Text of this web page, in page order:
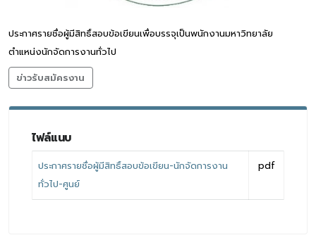
ประกาศรายชื่อผู้มีสิทธิ์สอบข้อเขียนเพื่อบรรจุเป็นพนักงานมหาวิทยาลัย
ตำแหน่งนักจัดการงานทั่วไป
ข่าวรับสมัครงาน
ไฟล์แนบ
ประกาศรายชื่อผู้มีสิทธิ์สอบข้อเขียน-นักจัดการงาน
ทั่วไป-ศูนย์
pdf